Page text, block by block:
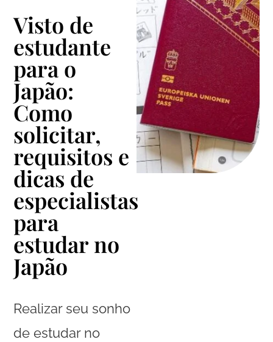
Visto de
estudante
para o
Japão:
Como
solicitar,
requisitos e
dicas de
especialistas
para
estudar no
Japão
Realizar seu sonho
de estudar no